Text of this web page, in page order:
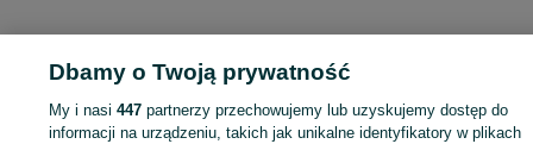
Dbamy o Twoją prywatność
My i nasi447 partnerzy przechowujemy lub uzyskujemy dostęp do
informacji na urządzeniu, takich jak unikalne identyfikatory w plikach